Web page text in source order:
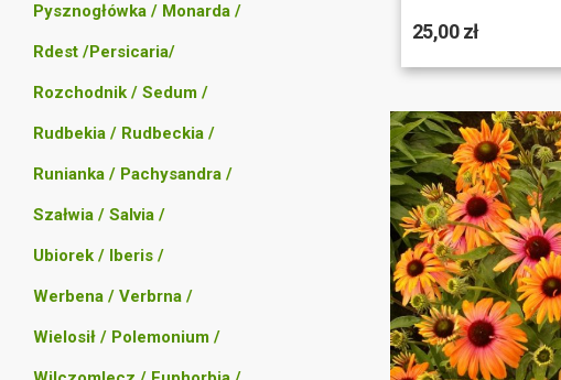
Pysznogłówka / Monarda /
Rdest /Persicaria/
Rozchodnik / Sedum /
Rudbekia / Rudbeckia /
Runianka / Pachysandra /
Szałwia / Salvia /
Ubiorek / Iberis /
Werbena / Verbrna /
Wielosił / Polemonium /
25,00 zł